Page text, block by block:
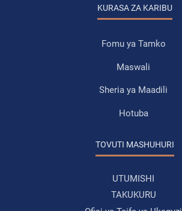
KURASA ZA KARIBU
Fomu ya Tamko
Maswali
Sheria ya Maadili
Hotuba
TOVUTI MASHUHURI
UTUMISHI
TAKUKURU